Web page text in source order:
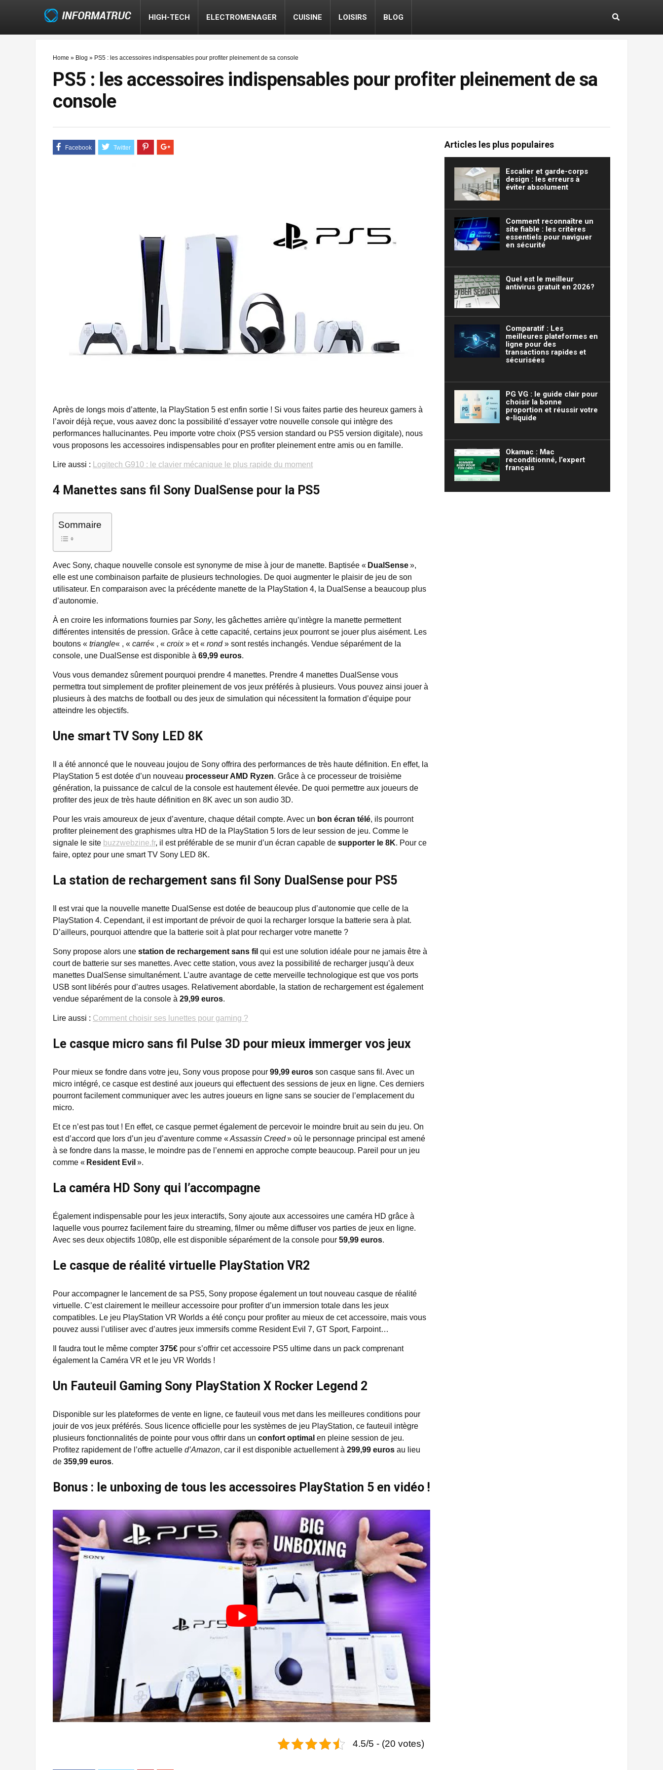
HIGH-TECH ELECTROMENAGER CUISINE LOISIRS BLOG
Home » Blog » PS5 : les accessoires indispensables pour profiter pleinement de sa console
PS5 : les accessoires indispensables pour profiter pleinement de sa
console
Après de longs mois d’attente, la PlayStation 5 est enfin sortie ! Si vous faites partie des heureux gamers à
l’avoir déjà reçue, vous aavez donc la possibilité d’essayer votre nouvelle console qui intègre des
performances hallucinantes. Peu importe votre choix (PS5 version standard ou PS5 version digitale), nous
vous proposons les accessoires indispensables pour en profiter pleinement entre amis ou en famille.
Lire aussi : Logitech G910 : le clavier mécanique le plus rapide du moment
4 Manettes sans fil Sony DualSense pour la PS5
Sommaire
Avec Sony, chaque nouvelle console est synonyme de mise à jour de manette. Baptisée « DualSense»,
elle est une combinaison parfaite de plusieurs technologies. De quoi augmenter le plaisir de jeu de son
utilisateur. En comparaison avec la précédente manette de la PlayStation 4, la DualSense a beaucoup plus
d’autonomie.
À en croire les informations fournies par Sony, les gâchettes arrière qu’intègre la manette permettent
différentes intensités de pression. Grâce à cette capacité, certains jeux pourront se jouer plus aisément. Les
boutons « triangle« , « carré« , « croix» et « rond» sont restés inchangés. Vendue séparément de la
console, une DualSense est disponible à 69,99 euros.
Vous vous demandez sûrement pourquoi prendre 4 manettes. Prendre 4 manettes DualSense vous
permettra tout simplement de profiter pleinement de vos jeux préférés à plusieurs. Vous pouvez ainsi jouer à
plusieurs à des matchs de football ou des jeux de simulation qui nécessitent la formation d’équipe pour
atteindre les objectifs.
Une smart TV Sony LED 8K
Il a été annoncé que le nouveau joujou de Sony offrira des performances de très haute définition. En effet, la
PlayStation 5 est dotée d’un nouveau processeur AMD Ryzen. Grâce à ce processeur de troisième
génération, la puissance de calcul de la console est hautement élevée. De quoi permettre aux joueurs de
profiter des jeux de très haute définition en 8K avec un son audio 3D.
Pour les vrais amoureux de jeux d’aventure, chaque détail compte. Avec un bon écran télé, ils pourront
profiter pleinement des graphismes ultra HD de la PlayStation 5 lors de leur session de jeu. Comme le
signale le site buzzwebzine.fr, il est préférable de se munir d’un écran capable de supporter le 8K. Pour ce
faire, optez pour une smart TV Sony LED 8K.
La station de rechargement sans fil Sony DualSense pour PS5
Il est vrai que la nouvelle manette DualSense est dotée de beaucoup plus d’autonomie que celle de la
PlayStation 4. Cependant, il est important de prévoir de quoi la recharger lorsque la batterie sera à plat.
D’ailleurs, pourquoi attendre que la batterie soit à plat pour recharger votre manette ?
Sony propose alors une station de rechargement sans fil qui est une solution idéale pour ne jamais être à
court de batterie sur ses manettes. Avec cette station, vous avez la possibilité de recharger jusqu’à deux
manettes DualSense simultanément. L’autre avantage de cette merveille technologique est que vos ports
USB sont libérés pour d’autres usages. Relativement abordable, la station de rechargement est également
vendue séparément de la console à 29,99 euros.
Lire aussi : Comment choisir ses lunettes pour gaming ?
Le casque micro sans fil Pulse 3D pour mieux immerger vos jeux
Pour mieux se fondre dans votre jeu, Sony vous propose pour 99,99 euros son casque sans fil. Avec un
micro intégré, ce casque est destiné aux joueurs qui effectuent des sessions de jeux en ligne. Ces derniers
pourront facilement communiquer avec les autres joueurs en ligne sans se soucier de l’emplacement du
micro.
Et ce n’est pas tout ! En effet, ce casque permet également de percevoir le moindre bruit au sein du jeu. On
est d’accord que lors d’un jeu d’aventure comme «Assassin Creed» où le personnage principal est amené
à se fondre dans la masse, le moindre pas de l’ennemi en approche compte beaucoup. Pareil pour un jeu
comme « Resident Evil ».
La caméra HD Sony qui l’accompagne
Également indispensable pour les jeux interactifs, Sony ajoute aux accessoires une caméra HD grâce à
laquelle vous pourrez facilement faire du streaming, filmer ou même diffuser vos parties de jeux en ligne.
Avec ses deux objectifs 1080p, elle est disponible séparément de la console pour 59,99 euros.
Le casque de réalité virtuelle PlayStation VR2
Pour accompagner le lancement de sa PS5, Sony propose également un tout nouveau casque de réalité
virtuelle. C’est clairement le meilleur accessoire pour profiter d’un immersion totale dans les jeux
compatibles. Le jeu PlayStation VR Worlds a été conçu pour profiter au mieux de cet accessoire, mais vous
pouvez aussi l’utiliser avec d’autres jeux immersifs comme Resident Evil 7, GT Sport, Farpoint…
Il faudra tout le même compter 375€ pour s’offrir cet accessoire PS5 ultime dans un pack comprenant
également la Caméra VR et le jeu VR Worlds !
Un Fauteuil Gaming Sony PlayStation X Rocker Legend 2
Disponible sur les plateformes de vente en ligne, ce fauteuil vous met dans les meilleures conditions pour
jouir de vos jeux préférés. Sous licence officielle pour les systèmes de jeu PlayStation, ce fauteuil intègre
plusieurs fonctionnalités de pointe pour vous offrir dans un confort optimal en pleine session de jeu.
Profitez rapidement de l’offre actuelle d’Amazon, car il est disponible actuellement à 299,99 euros au lieu
de 359,99 euros.
Bonus : le unboxing de tous les accessoires PlayStation 5 en vidéo !
4.5/5 - (20 votes)
Articles les plus populaires
Escalier et garde-corps
design : les erreurs à
éviter absolument
Comment reconnaître un
site fiable : les critères
essentiels pour naviguer
en sécurité
Quel est le meilleur
antivirus gratuit en 2026?
Comparatif : Les
meilleures plateformes en
ligne pour des
transactions rapides et
sécurisées
PG VG : le guide clair pour
choisir la bonne
proportion et réussir votre
e-liquide
Okamac : Mac
reconditionné, l’expert
français